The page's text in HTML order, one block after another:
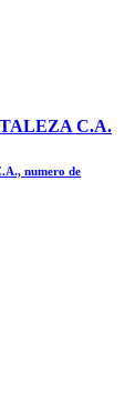
C.A.
numero de